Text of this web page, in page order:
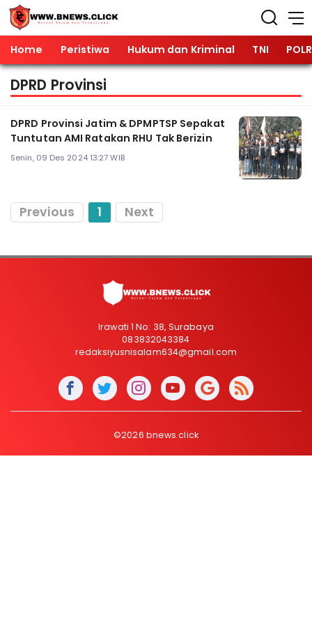
Home Peristiwa Hukum dan Kriminal TNI
DPRD Provinsi
DPRD Provinsi Jatim & DPMPTSP Sepakat
Tuntutan AMI Ratakan RHU Tak Berizin
Senin, 09 Des 2024 13:27 WIB
Previous 1 Next
Irawati 1 No: 38, Surabaya
083832043384
redaksiyusnisalam634@gmail.com
©2026 bnews.click